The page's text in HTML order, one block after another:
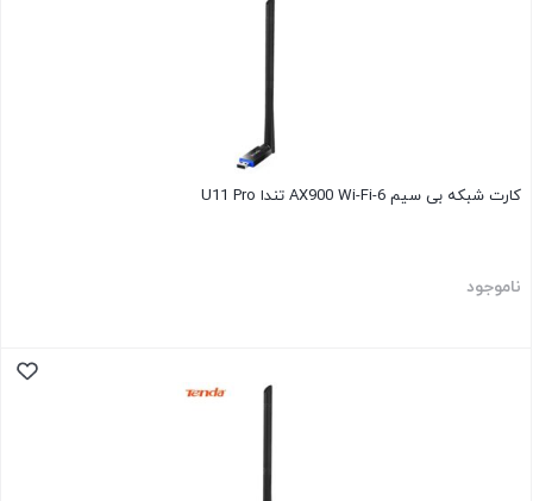
کارت شبکه بی سیم AX900 Wi-Fi-6 تندا U11 Pro
ناموجود